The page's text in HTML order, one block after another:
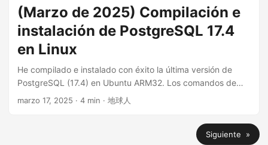
Sphinx Search . ...
(Marzo de 2025) Compilación e
instalación de PostgreSQL 17.4
en Linux
He compilado e instalado con éxito la última versión de
PostgreSQL (17.4) en Ubuntu ARM32. Los comandos de
este artículo provienen principalmente de la
marzo 17, 2025 · 4 min · 地球人
Siguiente »